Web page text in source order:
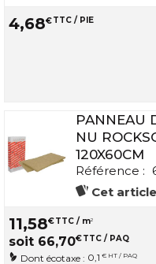
4,68€TTC / PIE
PANNEAU
NU
120X60CM
Référence :
Cet
11,58€TTC / m2
soit 66,70€TTC / PAQ
Dont écotaxe : 0,1 € HT / PAQ